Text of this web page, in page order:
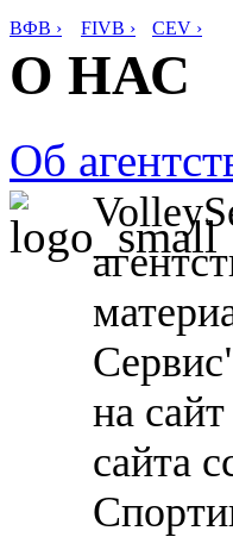
ВФВ › FIVB › CEV ›
О НАС
Об
на
сайта